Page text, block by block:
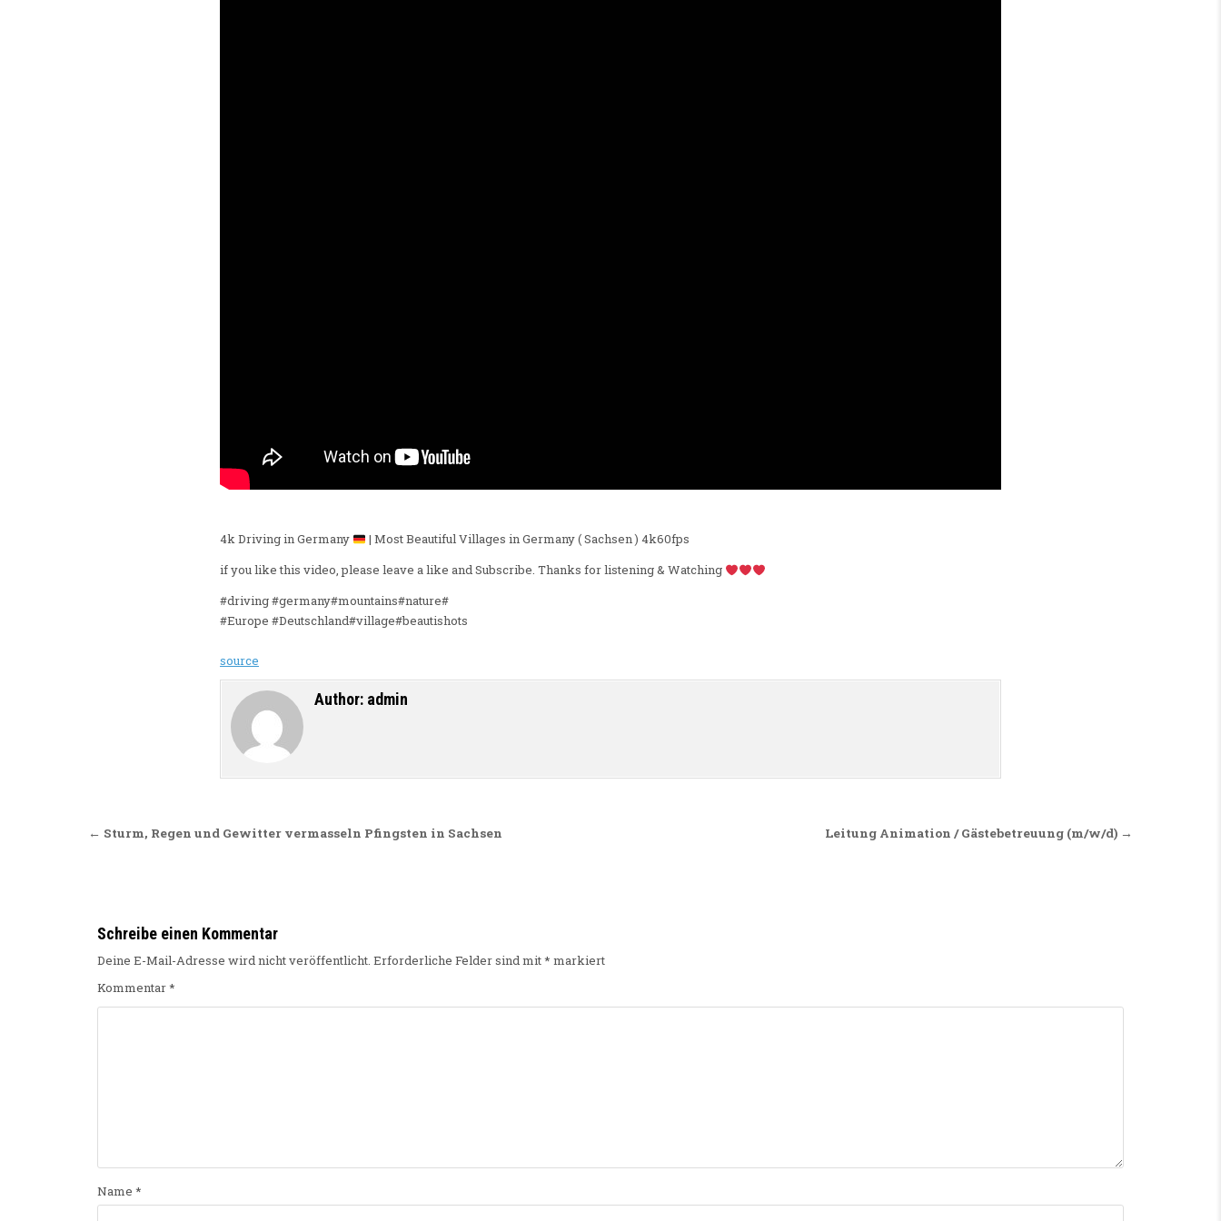
4k Driving in Germany
| Most Beautiful Villages in Germany ( Sachsen ) 4k60fps
if you like this video, please leave a like and Subscribe. Thanks for listening & Watching
#driving #germany#mountains#nature#
#Europe #Deutschland#village#beautishots
source
Author: admin
Beitragsnavigation Leitung Animation / Gästebetreuung (m/w/d) →
← Sturm, Regen und Gewitter vermasseln Pfingsten in Sachsen
Schreibe einen Kommentar
Deine E-Mail-Adresse wird nicht veröffentlicht. Erforderliche Felder sind mit* markiert
Kommentar*
Name *